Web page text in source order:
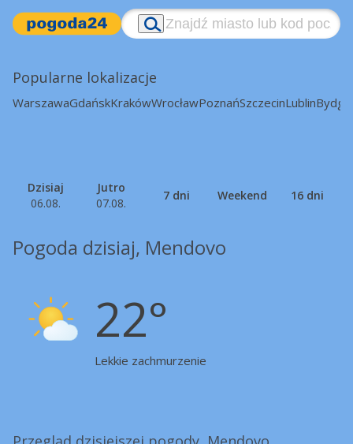
Popularne lokalizacje
WarszawaGdańskKrakówWrocławPoznańSzczecinLublin
Dzisiaj
06.08.
Jutro
07.08.
7 dni Weekend 16 dni
Pogoda dzisiaj, Mendovo
22°
Lekkie zachmurzenie